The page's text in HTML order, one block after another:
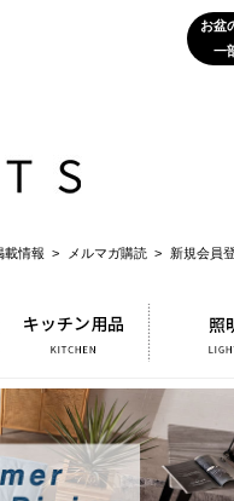
お盆
一
載情報 > メルマガ購読 > 新規会員